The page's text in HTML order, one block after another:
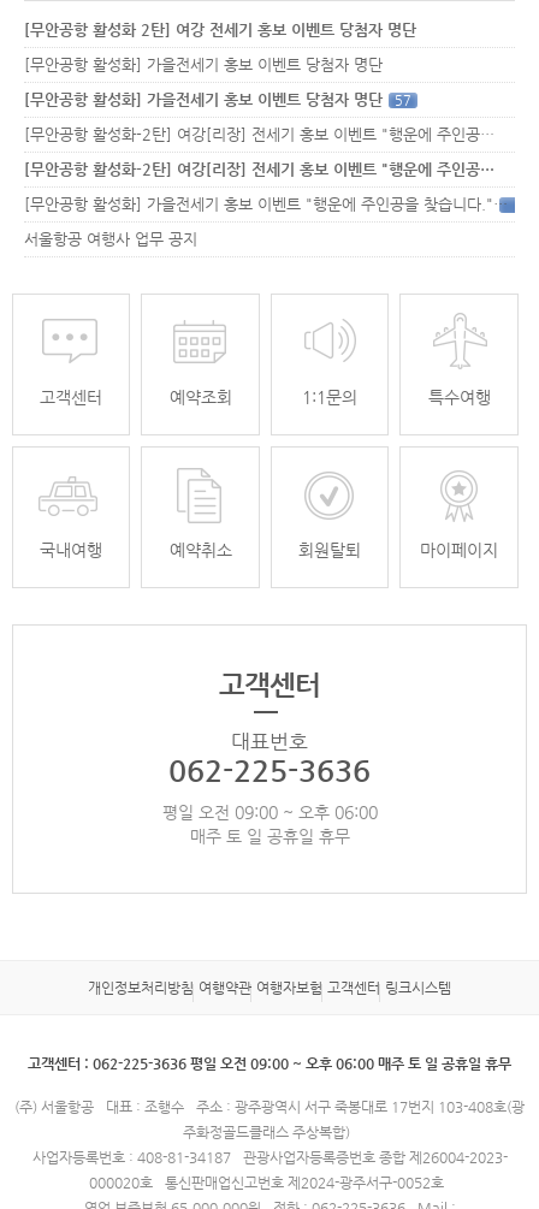
[무안공항 활성화 2탄] 여강 전세기 홍보 이벤트 당첨자 명단
[무안공항 활성화] 가을전세기 홍보 이벤트 당첨자 명단
[무안공항 활성화] 가을전세기 홍보 이벤트 당첨자 명단
57
[무안공항 활성화-2탄] 여강[리장] 전세기 홍보 이벤트 "행운에 주인공…
[무안공항 활성화-2탄] 여강[리장] 전세기 홍보 이벤트 "행운에 주인공…
[무안공항 활성화] 가을전세기 홍보 이벤트 "행운에 주인공을 찾습니다."33
서울항공 여행사 업무 공지
고객센터 예약조회 1:1문의 특수여행
국내여행 예약취소 회원탈퇴 마이페이지
고객센터
대표번호
062-225-3636
평일 오전 09:00 ~ 오후 06:00
매주 토 일 공휴일 휴무
개인정보처리방침 여행약관 여행자보험 고객센터 링크시스템
고객센터 : 062-225-3636 평일 오전 09:00 ~ 오후 06:00 매주 토 일 공휴일 휴무
(주) 서울항공 대표 : 조행수
주소 : 광주광역시 서구 죽봉대로 17번지 103-408호(광
주화정골드클래스 주상복합)
사업자등록번호 : 408-81-34187
관광사업자등록증번호 종합 제26004-2023-
000020호
통신판매업신고번호 제2024-광주서구-0052호